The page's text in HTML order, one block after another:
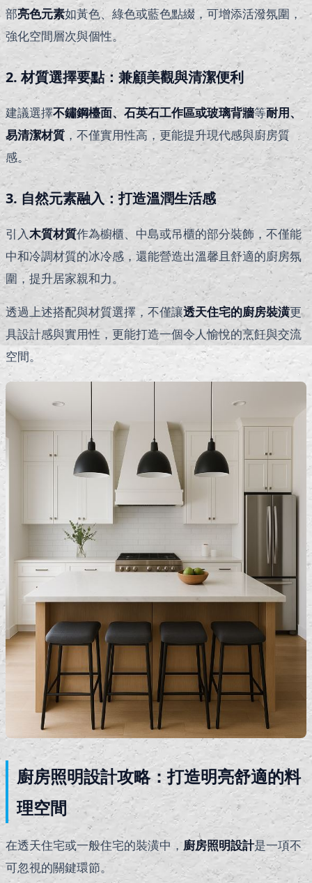
部亮色元素如黃色、綠色或藍色點綴，可增添活潑氛圍，
強化空間層次與個性。
2. 材質選擇要點：兼顧美觀與清潔便利
建議選擇不鏽鋼檯面、石英石工作區或玻璃背牆等耐用、
易清潔材質 ，不僅實用性高，更能提升現代感與廚房質
感。
3. 自然元素融入：打造溫潤生活感
引入木質材質作為櫥櫃、中島或吊櫃的部分裝飾，不僅能
中和冷調材質的冰冷感，還能營造出溫馨且舒適的廚房氛
圍，提升居家親和力。
透過上述搭配與材質選擇，不僅讓透天住宅的廚房裝潢更
具設計感與實用性，更能打造一個令人愉悅的烹飪與交流
空間。
廚房照明設計攻略：打造明亮舒適的料
理空間
在透天住宅或一般住宅的裝潢中， 廚房照明設計是一項不
可忽視的關鍵環節。